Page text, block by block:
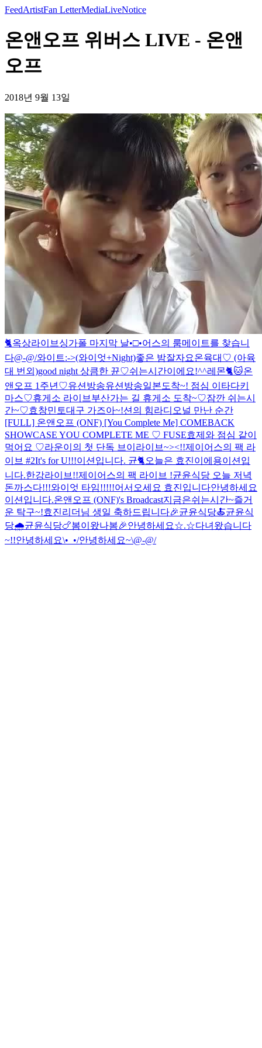
FeedArtistFan LetterMediaLiveNotice
온앤오프 위버스 LIVE - 온앤
오프
2018년 9월 13일
🐈옥상라이브 싱가폴 마지막 날•□•어스의 룸메이트를 찾습니
다@-@/와이트:->(와이엇+Night)좋은 밤잘자요온육대♡ (아육
대 번외)good night 상큼한 뀬♡쉬는시간이에요!^^레몬🐈🐱온
앤오프 1주년♡유션방송유션방송일본도착~! 점심 이타다키
마스♡휴게소 라이브 부산가는 길 휴게소 도착~♡잠깐 쉬는시
간~♡효창민토대구 가즈아~!션의 힘라디오 널 만난 순간
[FULL] 온앤오프 (ONF) [You Complete Me] COMEBACK
SHOWCASE YOU COMPLETE ME ♡ FUSE효제와 점심 같이
먹어요 ♡라운이의 첫 단독 브이라이브~><!!제이어스의 팩 라
이브 #2It's for U!!!이션입니다. 균🐈오늘은 효진이에용이션입
니다.한강라이브!!제이어스의 팩 라이브 !균윤식당 오늘 저녁
돈까스다!!!와이엇 타임!!!!!어서오세요 효진입니다안녕하세요
이션입니다.온앤오프 (ONF)'s Broadcast지금은쉬는시간~즐거
운 탁구~!효진리더님 생일 축하드립니다🎉균윤식당🍝균윤식
당🌧균윤식당🍗봄이왔나봄🎉안녕하세요☆.☆다녀왔습니다
~!!안녕하세요\•_•/안녕하세요~\@-@/